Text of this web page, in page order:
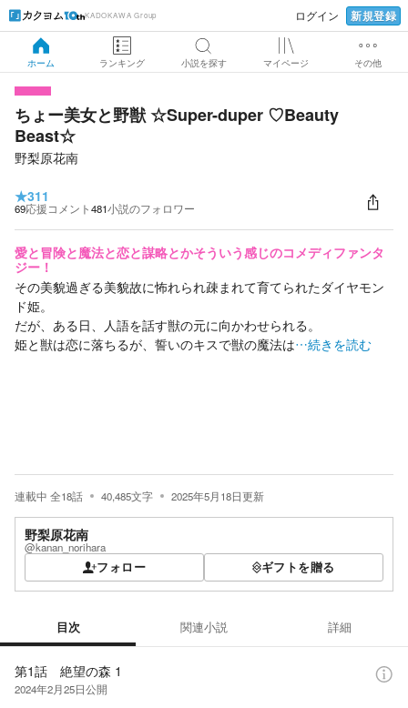
KADOKAWA Group ログイン 新規登録
ホーム ランキング 小説を探す マイページ その他
ちょー美女と野獣 ☆Super-duper ♡Beauty
Beast☆
野梨原花南
★311
69応援コメント481小説のフォロワー
愛と冒険と魔法と恋と謀略とかそういう感じのコメディファンタ
ジー！
その美貌過ぎる美貌故に怖れられ疎まれて育てられたダイヤモン
ド姫。
だが、ある日、人語を話す獣の元に向かわせられる。
姫と獣は恋に落ちるが、誓いのキスで獣の魔法は…続きを読む
連載中 全18話 40,485文字 2025年5月18日更新
野梨原花南
@kanan_norihara
フォロー ギフトを贈る
目次 関連小説 詳細
第1話 絶望の森 1
2024年2月25日公開